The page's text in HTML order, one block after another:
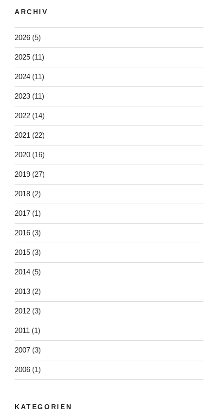
ARCHIV
2026 (5)
2025 (11)
2024 (11)
2023 (11)
2022 (14)
2021 (22)
2020 (16)
2019 (27)
2018 (2)
2017 (1)
2016 (3)
2015 (3)
2014 (5)
2013 (2)
2012 (3)
2011 (1)
2007 (3)
2006 (1)
KATEGORIEN